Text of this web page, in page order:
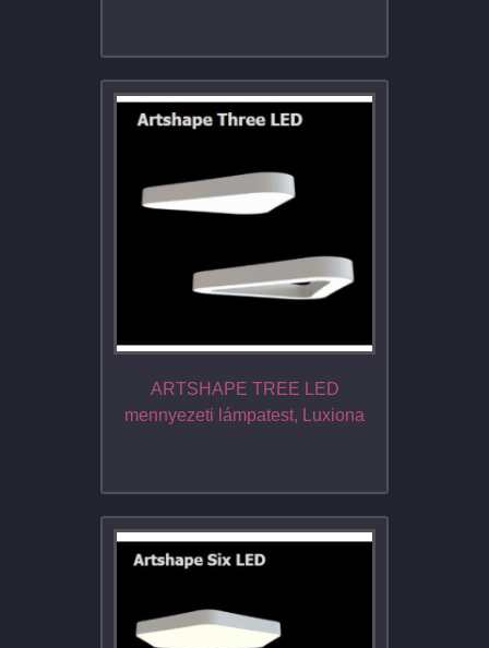
ARTSHAPE TREE LED
mennyezeti lámpatest, Luxiona